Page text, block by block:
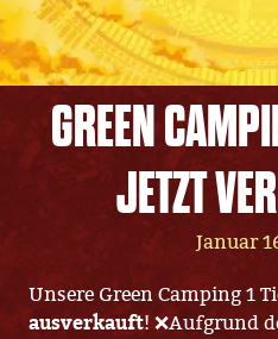
GREEN
JETZT
Januar
Unsere Green Camping 1
ausverkauft! ❌Aufgrund